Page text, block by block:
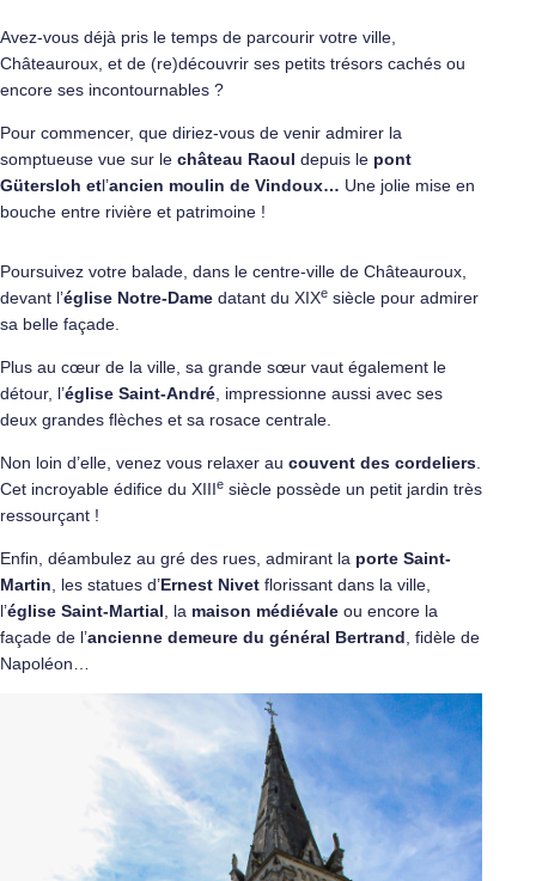
Avez-vous déjà pris le temps de parcourir votre ville,
Châteauroux, et de (re)découvrir ses petits trésors cachés ou
encore ses incontournables ?
Pour commencer, que diriez-vous de venir admirer la
somptueuse vue sur le château Raoul depuis le pont
Gütersloh etl’ancien moulin de Vindoux… Une jolie mise en
bouche entre rivière et patrimoine !
Poursuivez votre balade, dans le centre-ville de Châteauroux,
devant l’église Notre-Dame datant du XIXe siècle pour admirer
sa belle façade.
Plus au cœur de la ville, sa grande sœur vaut également le
détour, l’église Saint-André , impressionne aussi avec ses
deux grandes flèches et sa rosace centrale.
Non loin d’elle, venez vous relaxer au couvent des cordeliers
Cet incroyable édifice du XIIIe siècle possède un petit jardin très
ressourçant !
Enfin, déambulez au gré des rues, admirant la porte Saint-
Martin , les statues d’Ernest Nivet florissant dans la ville,
l’église Saint-Martial , la maison médiévale ou encore la
façade de l’ancienne demeure du général Bertrand , fidèle de
Napoléon…